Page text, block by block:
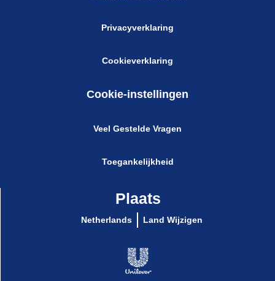
Privacyverklaring
Cookieverklaring
Cookie-instellingen
Veel Gestelde Vragen
Toegankelijkheid
Plaats
Netherlands Land Wijzigen